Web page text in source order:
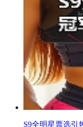
S9全明星票选引